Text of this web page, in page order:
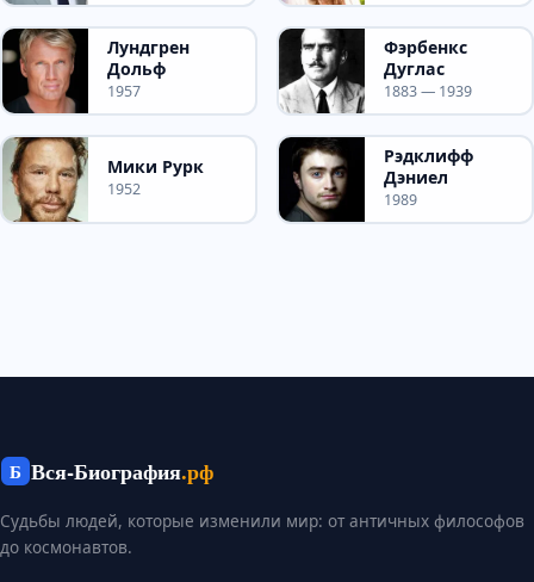
Лундгрен
Дольф
1957
Фэрбенкс
Дуглас
1883 — 1939
Мики Рурк
1952
Рэдклифф
Дэниел
1989
Б Вся-Биография.рф
Судьбы людей, которые изменили мир: от античных философов
до космонавтов.